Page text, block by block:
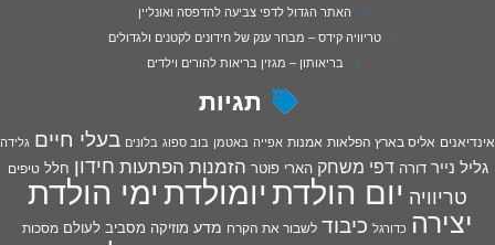
האתר הגדול לדפי צביעה להדפסה ואונליין
טריוויה קידס – מבחר ענק של חידונים לקטנים ולגדולים
בריאותון – מגזין בריאות להורים וילדים
תגיות
אינדיאנים אליס בארץ הפלאות אמנות אפייה באטמן בוב ספוג בלונים בעלי חיים גלידה
גליל נייר דורה דפי משחק הארי פוטר הזמנות הפתעות חידון חלל טיפים
טריוויה יום הולדתיומולדתימי הולדת
יצירה כדורגל כיבוד לשבור את הקרח מדע מוזיקה מסביב לעולם מסכות